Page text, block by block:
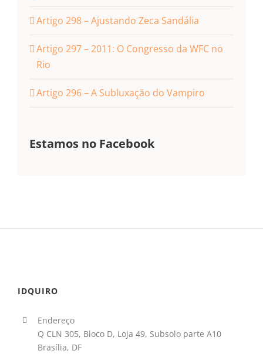
Artigo 298 – Ajustando Zeca Sandália
Artigo 297 – 2011: O Congresso da WFC no
Rio
Artigo 296 – A Subluxação do Vampiro
Estamos no Facebook
IDQUIRO
Endereço
Q CLN 305, Bloco D, Loja 49, Subsolo parte A10
Brasília, DF